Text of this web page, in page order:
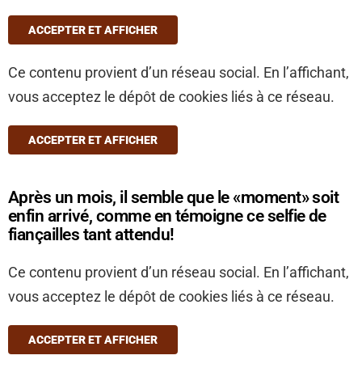
ACCEPTER ET AFFICHER
Ce contenu provient d’un réseau social. En l’affichant,
vous acceptez le dépôt de cookies liés à ce réseau.
ACCEPTER ET AFFICHER
Après un mois, il semble que le «moment» soit
enfin arrivé, comme en témoigne ce selfie de
fiançailles tant attendu!
Ce contenu provient d’un réseau social. En l’affichant,
vous acceptez le dépôt de cookies liés à ce réseau.
ACCEPTER ET AFFICHER